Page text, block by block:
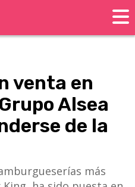
venta en
Alsea
de la
más